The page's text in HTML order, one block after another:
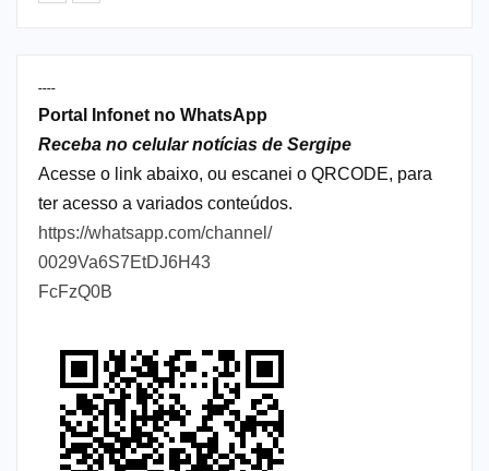
----
Portal Infonet no WhatsApp
Receba no celular notícias de Sergipe
Acesse o link abaixo, ou escanei o QRCODE, para
ter acesso a variados conteúdos.
https://whatsapp.com/channel/
0029Va6S7EtDJ6H43
FcFzQ0B